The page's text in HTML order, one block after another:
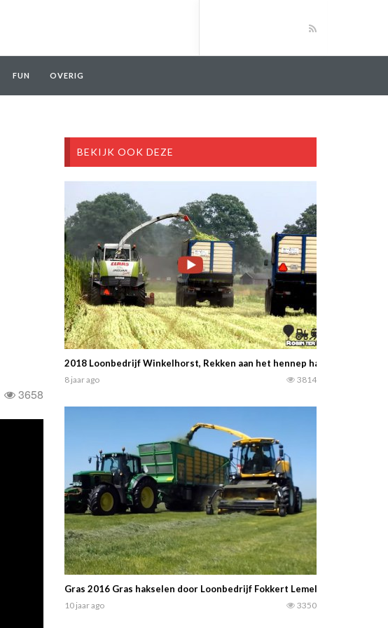
FUN OVERIG
3658
BEKIJK OOK DEZE
2018 Loonbedrijf Winkelhorst, Rekken aan het hennep hakselen met
8 jaar ago 3814
Gras 2016 Gras hakselen door Loonbedrijf Fokkert Lemele — Ronald
10 jaar ago 3350